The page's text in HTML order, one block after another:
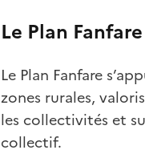
Le Plan
Le Plan Fanfare
zones rurales,
les collectivités et
collectif.